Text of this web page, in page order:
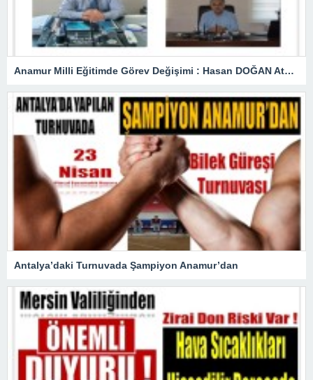
Anamur Milli Eğitimde Görev Değişimi : Hasan DOĞAN Atandı
Antalya’daki Turnuvada Şampiyon Anamur’dan